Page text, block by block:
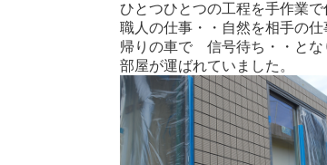
ひとつひとつの工程を手作業で
職人の仕事・・自然を相手の仕
帰りの車で 信号待ち・・とな
部屋が運ばれていました。